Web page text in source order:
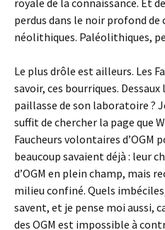
royale de la connaissance. Et
perdus dans le noir profond de
néolithiques. Paléolithiques,
Le plus drôle est ailleurs. Les
savoir, ces bourriques.
paillasse de son laboratoire ?
suffit de chercher la page que
Faucheurs volontaires d’OGM
beaucoup savaient déjà : leur
d’OGM en plein champ, mais
milieu confiné. Quels
savent, et je pense moi aussi,
des OGM est impossible à